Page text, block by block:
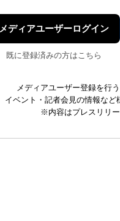
メディアユーザーログイン
既に登録済みの方はこちら
メディアユーザー登録を行
イベント・記者会見の情報など
※内容はプレスリリー